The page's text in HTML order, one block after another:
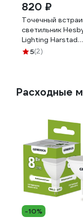
820 ₽
Точечный
светильник
Lighting Harstad
HSBL_0216
5(2)
Расходные
-10%